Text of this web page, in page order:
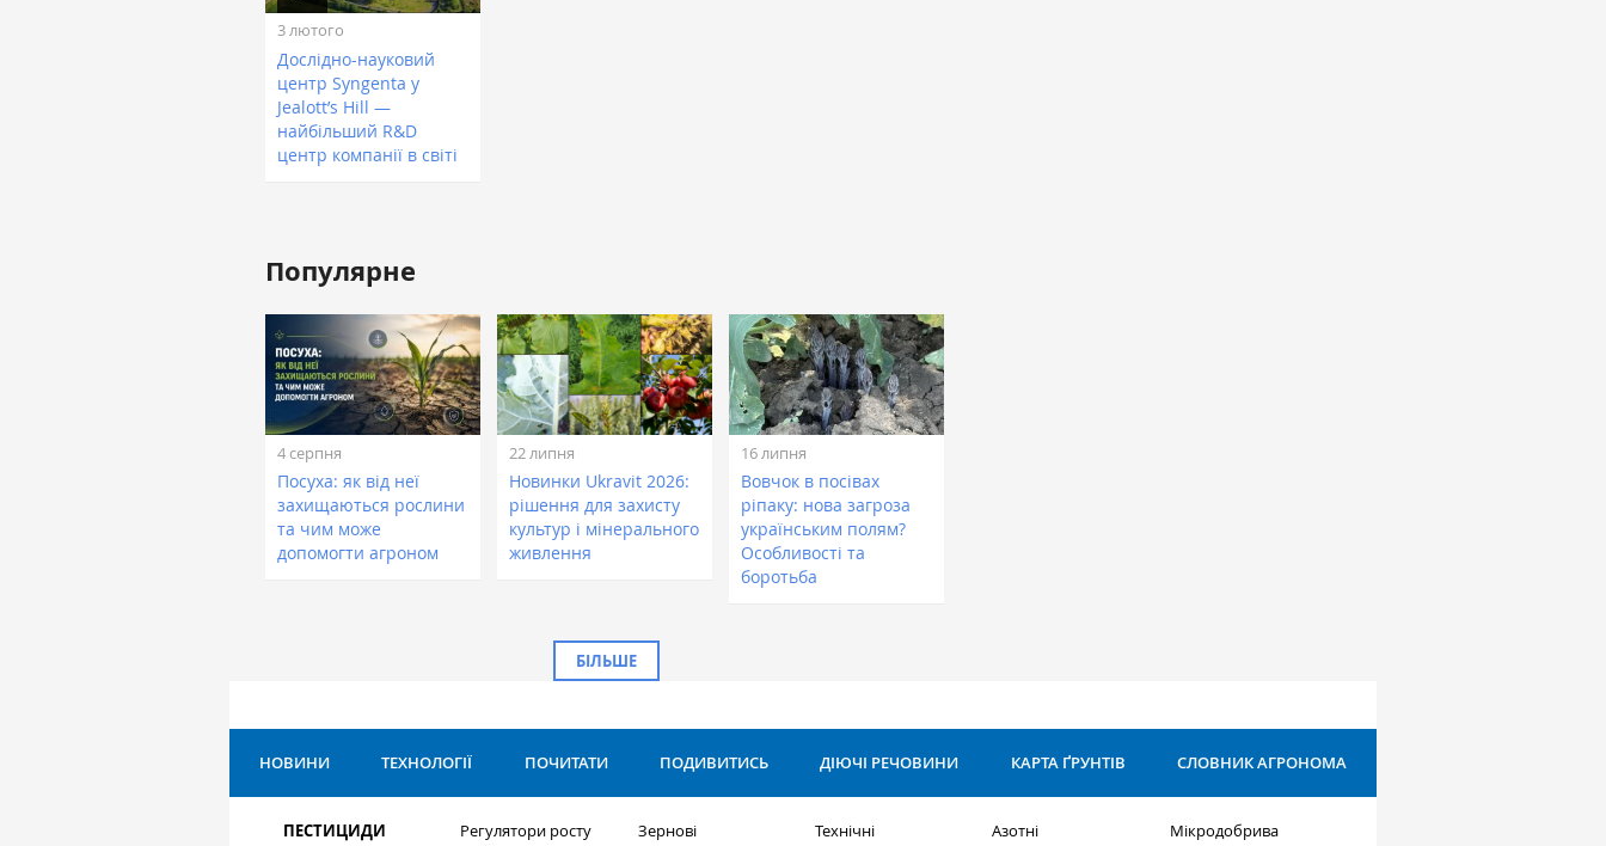
3 лютого
Дослідно-науковий
центр Syngenta у
Jealott’s Hill —
найбільший R&D
центр компанії в світі
Популярне
4 серпня
Посуха: як від неї
захищаються рослини
та чим може
допомогти агроном
22 липня
Новинки Ukravit 2026:
рішення для захисту
культур і мінерального
живлення
16 липня
Вовчок в посівах
ріпаку: нова загроза
українським полям?
Особливості та
боротьба
БІЛЬШЕ
НОВИНИ ТЕХНОЛОГІЇ ПОЧИТАТИ ПОДИВИТИСЬ ДІЮЧІ РЕЧОВИНИ КАРТА ҐРУНТІВ СЛОВНИК АГРОНОМА
ПЕСТИЦИДИ Регулятори росту Зернові Технічні Азотні Мікродобрива